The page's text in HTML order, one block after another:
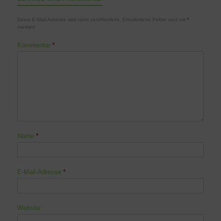
Deine E-Mail-Adresse wird nicht veröffentlicht. Erforderliche Felder sind mit *
markiert
Kommentar *
Name *
E-Mail-Adresse *
Website